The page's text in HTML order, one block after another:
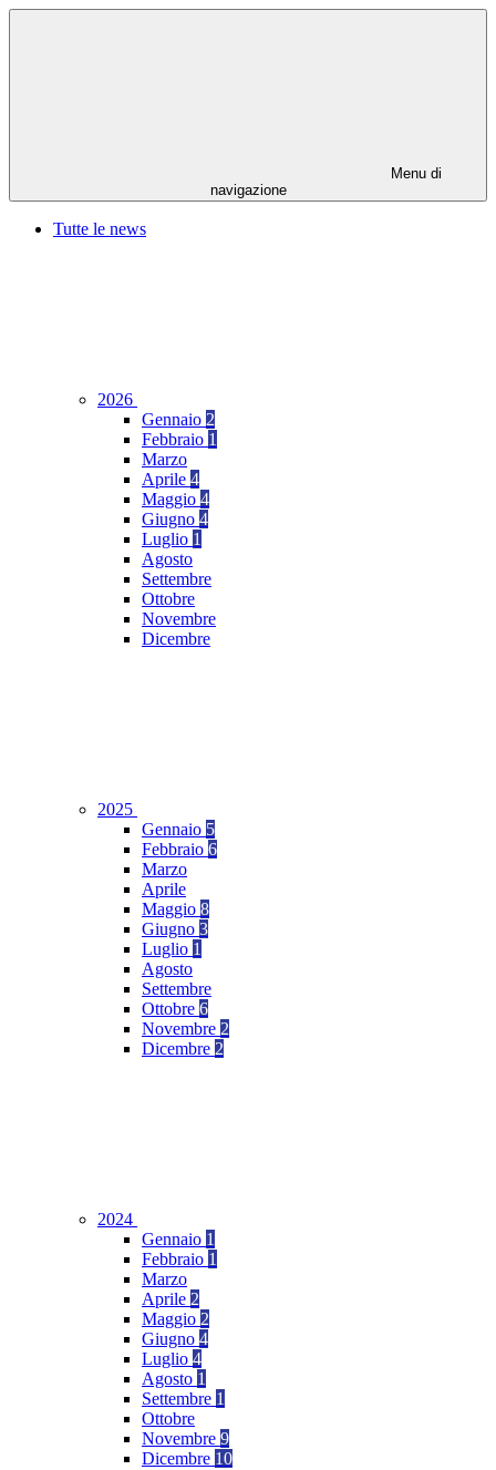
Menu di
navigazione
Tutte le news
2026
Gennaio 2
Febbraio 1
Marzo
Aprile 4
Maggio 4
Giugno 4
Luglio 1
Agosto
Settembre
Ottobre
Novembre
Dicembre
2025
Gennaio 5
Febbraio 6
Marzo
Aprile
Maggio 8
Giugno 3
Luglio 1
Agosto
Settembre
Ottobre 6
Novembre 2
Dicembre 2
2024
Gennaio 1
Febbraio 1
Marzo
Aprile 2
Maggio 2
Giugno 4
Luglio 4
Agosto 1
Settembre 1
Ottobre
Novembre 9
Dicembre 10